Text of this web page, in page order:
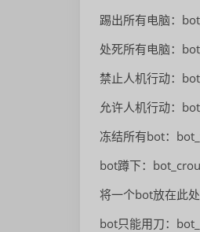
踢出所有电脑：
处死所有电脑：
禁止人机行动：
允许人机行动：
冻结所有bot：
bot蹲下：
将一个bot放在此
bot只能用刀：